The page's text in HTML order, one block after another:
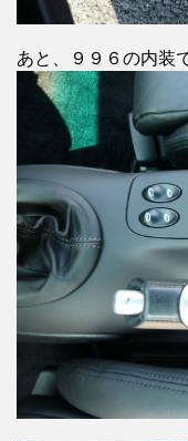
あと、９９６の内装